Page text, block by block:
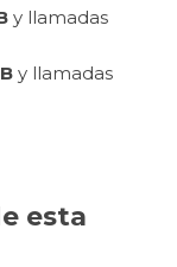
y llamadas
y llamadas
esta